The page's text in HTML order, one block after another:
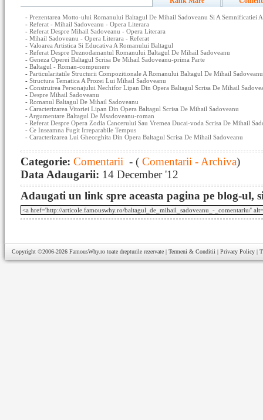
- Prezentarea Motto-ului Romanului Baltagul De Mihail Sadoveanu Si A Semnificatiei
- Referat - Mihail Sadoveanu - Opera Literara
- Referat Despre Mihail Sadoveanu - Opera Literara
- Mihail Sadoveanu - Opera Literara - Referat
- Valoarea Artistica Si Educativa A Romanului Baltagul
- Referat Despre Deznodamantul Romanului Baltagul De Mihail Sadoveanu
- Geneza Operei Baltagul Scrisa De Mihail Sadoveanu-prima Parte
- Baltagul - Roman-compunere
- Particularitatile Structurii Compozitionale A Romanului Baltagul De Mihail Sadoveanu
- Structura Tematica A Prozei Lui Mihail Sadoveanu
- Construirea Personajului Nechifor Lipan Din Opera Baltagul Scrisa De Mihail
- Despre Mihail Sadoveanu
- Romanul Baltagul De Mihail Sadoveanu
- Caracterizarea Vitoriei Lipan Din Opera Baltagul Scrisa De Mihail Sadoveanu
- Argumentare Baltagul De Msadoveanu-roman
- Referat Despre Opera Zodia Cancerului Sau Vremea Ducai-voda Scrisa De Mihail
- Ce Inseamna Fugit Irreparabile Tempus
- Caracterizarea Lui Gheorghita Din Opera Baltagul Scrisa De Mihail Sadoveanu
Categorie: Comentarii - ( Comentarii - Archiva)
Data Adaugarii: 14 December '12
Adaugati un link spre aceasta pagina pe blog-ul,
Copyright ©2006-2026 FamousWhy.ro toate drepturile rezervate | Termeni & Conditii | Privacy Policy |